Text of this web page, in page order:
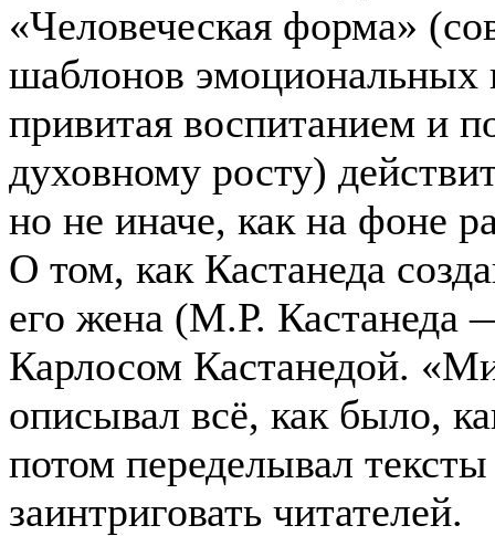
«Человеческая форма»
шаблонов эмоциональных
привитая воспитанием и
духовному росту)
но не иначе, как на фоне
О том, как Кастанеда
его жена (М.Р. Кастанеда
Карлосом Кастанедой.
описывал всё, как было,
потом переделывал
заинтриговать читателей.